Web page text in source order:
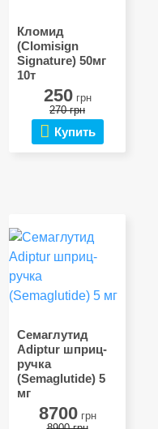
Кломид
(Clomisign
Signature) 50мг
10т
250грн
270 грн
Купить
Семаглутид
Adiptur шприц-
ручка
(Semaglutide) 5
мг
8700грн